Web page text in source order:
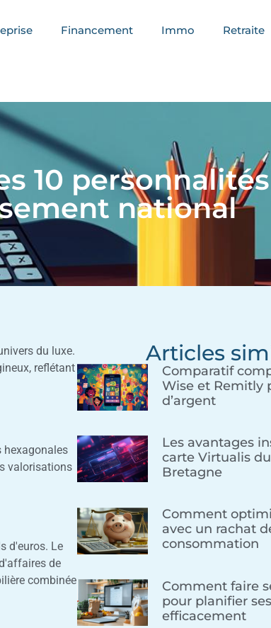
Financement Immo Retraite
10
national
du luxe.
reflétant
hexagonales
valorisations
d'euros. Le
de
combinée
Articles
Comparatif
Wise et Remitly
d’argent
Les avantages
carte Virtualis
Bretagne
Comment
avec un rachat
consommation
Comment faire
pour planifier
efficacement